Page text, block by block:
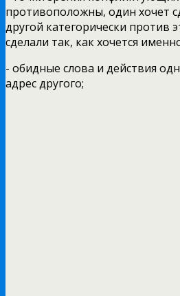
противоположны, один хочет
другой категорически против
сделали так, как хочется
- обидные слова и действия
адрес другого;